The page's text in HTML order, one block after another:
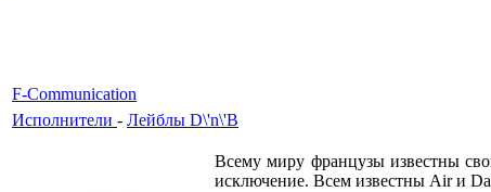
F-Communication
Исполнители - Лейблы D\'n\'B
Всему миру французы известны
исключение. Всем известны Air и